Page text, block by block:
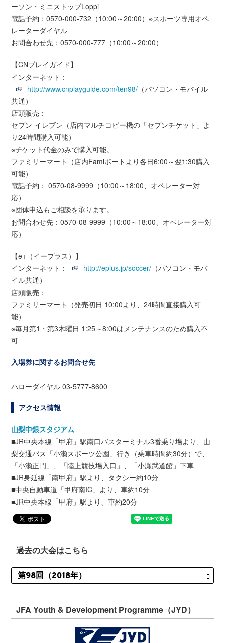
ーソン・ミニストップLoppi
電話予約：0570-000-732（10:00～20:00）※スポーツ専用オペ
レーターダイヤル
お問合わせ先：0570-000-777（10:00～20:00）
【CNプレイガイド】
インターネット：
http://www.cnplayguide.com/ten98/ （パソコン・モバイル
共通）
店頭販売：
セブン-イレブン（店内マルチコピー機の「セブンチケット」よ
り24時間購入可能）
※チケット代金のみで購入可能。
ファミリーマート（店内Famiポートより各日6:00～翌1:30購入
可能）
電話予約： 0570-08-9999（10:00～18:00、オペレーター対
応）
※団体申込もご相談を承ります。
お問合わせ先：0570-08-9999（10:00～18:00、オペレーター対
応）
【e+（イープラス）】
インターネット：
http://eplus.jp/soccer/ （パソコン・モバ
イル共通）
店頭販売：
ファミリーマート（発売初日 10:00より、24時間直接購入可
能）
※毎月第1・第3木曜日 1:25～8:00はメンテナンスのため購入不
可
入場券に関するお問合せ先
ハローダイヤル 03-5777-8600
アクセス情報
山梨中銀スタジアム
■JR中央本線「甲府」駅南口バスターミナル3番乗り場より、山
梨交通バス「小瀬スポーツ公園」行き（乗車時間約30分）で、
「小瀬正門」、「陸上競技場入口」、「小瀬武道館」下車
■JR身延線「南甲府」駅より、タクシー約10分
■中央自動車道「甲府南IC」より、車約10分
■JR中央本線「甲府」駅より、車約20分
過去の大会はこちら
JFA Youth & Development Programme（JYD）